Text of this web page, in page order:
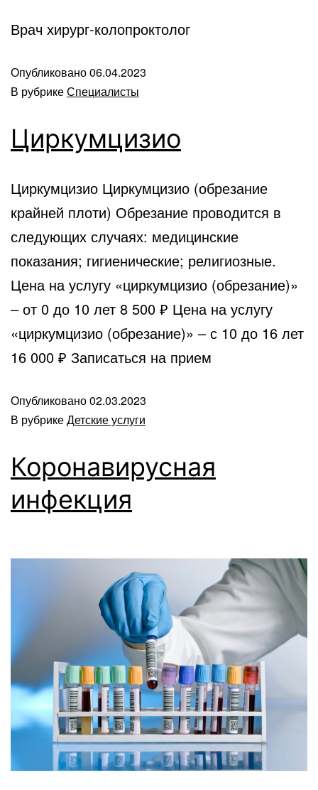
Врач хирург-колопроктолог
Опубликовано06.04.2023
В рубрикеСпециалисты
Циркумцизио
Циркумцизио Циркумцизио (обрезание
крайней плоти) Обрезание проводится в
следующих случаях: медицинские
показания; гигиенические; религиозные.
Цена на услугу «циркумцизио (обрезание)»
– от 0 до 10 лет 8 500 ₽ Цена на услугу
«циркумцизио (обрезание)» – с 10 до 16 лет
16 000 ₽ Записаться на прием
Опубликовано02.03.2023
В рубрикеДетские услуги
Коронавирусная
инфекция